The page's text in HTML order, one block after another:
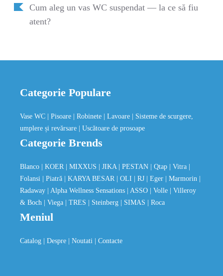
Cum aleg un vas WC suspendat — la ce să fiu
atent?
Categorie Populare
Vase WC | Pisoare | Robinete | Lavoare
| Sisteme de scurgere,
umplere și revărsare
| Uscătoare de prosoape
Categorie Brends
Blanco | KOER | MIXXUS | JIKA | PESTAN | Qtap | Vitra
Folansi
| Piatră | KARYA BESAR | OLI | RJ | Eger | Marmorin
Radaway
| Alpha Wellness Sensations | ASSO | Volle
| Villeroy
& Boch
| Viega | TRES | Steinberg | SIMAS | Roca
Meniul
Catalog | Despre | Noutati | Contacte